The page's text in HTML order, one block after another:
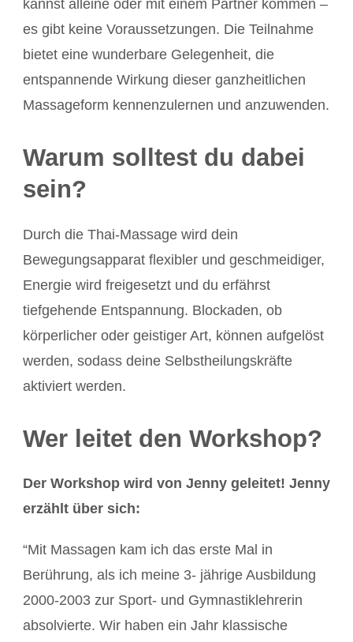
kannst alleine oder mit einem Partner kommen –
es gibt keine Voraussetzungen. Die Teilnahme
bietet eine wunderbare Gelegenheit, die
entspannende Wirkung dieser ganzheitlichen
Massageform kennenzulernen und anzuwenden.
Warum solltest du dabei
sein?
Durch die Thai-Massage wird dein
Bewegungsapparat flexibler und geschmeidiger,
Energie wird freigesetzt und du erfährst
tiefgehende Entspannung. Blockaden, ob
körperlicher oder geistiger Art, können aufgelöst
werden, sodass deine Selbstheilungskräfte
aktiviert werden.
Wer leitet den Workshop?
Der Workshop wird von Jenny geleitet! Jenny
erzählt über sich:
“Mit Massagen kam ich das erste Mal in
Berührung, als ich meine 3- jährige Ausbildung
2000-2003 zur Sport- und Gymnastiklehrerin
absolvierte. Wir haben ein Jahr klassische